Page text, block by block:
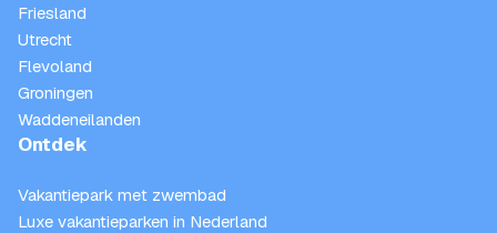
Friesland
Utrecht
Flevoland
Groningen
Waddeneilanden
Ontdek
Vakantiepark met zwembad
Luxe vakantieparken in Nederland